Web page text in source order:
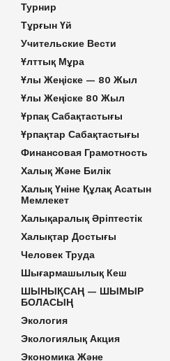
Турнир
Тұрғын Үй
Учительские Вести
Ұлттық Мұра
Ұлы Жеңіске — 80 Жыл
Ұлы Жеңіске 80 Жыл
Ұрпақ Сабақтастығы
Ұрпақтар Сабақтастығы
Финансовая Грамотность
Халық Және Билік
Халық Үніне Құлақ Асатын
Мемлекет
Халықаралық Әріптестік
Халықтар Достығы
Человек Труда
Шығармашылық Кеш
ШЫНЫҚСАҢ — ШЫМЫР
БОЛАСЫҢ
Экология
Экологиялық Акция
Экономика Және